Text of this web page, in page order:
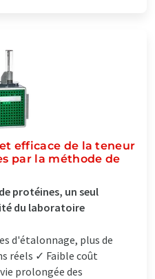
efficace de la teneur
par la méthode de
protéines, un seul
du laboratoire
d'étalonnage, plus de
réels ✓ Faible coût
prolongée des